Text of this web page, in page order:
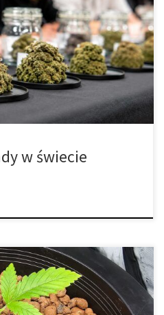
niezwykle dynamicznie. Jeszcze
konkursach dominowały
się z legendarnych genetyk
zupełnie inaczej. Rynek
hybrydy, amerykańskie
tworzone z myślą […]
w świecie
– praktyczny przewodnik
Nawożenie to sztuka, która łączy